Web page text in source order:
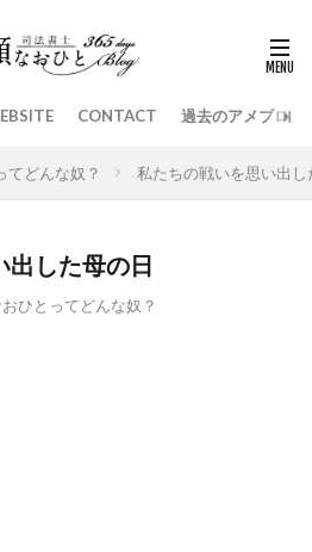
CONTACT 過去のアメブロは
てどんな奴？ 私たちの戦いを思い出し
出した母の日
ひとってどんな奴？